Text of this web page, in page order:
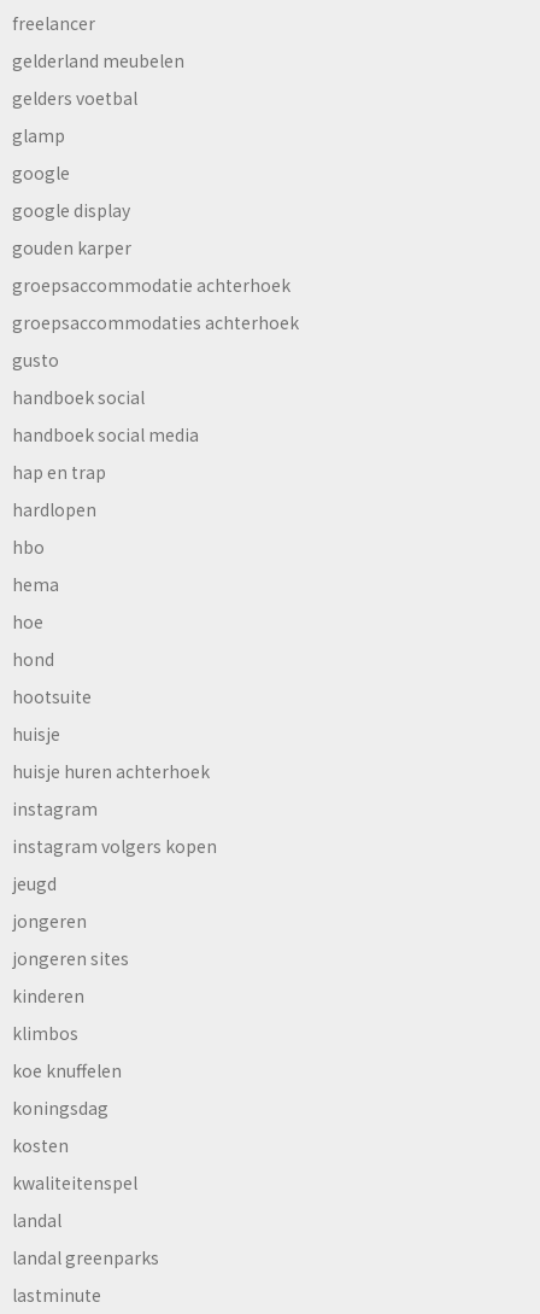
freelancer
gelderland meubelen
gelders voetbal
glamp
google
google display
gouden karper
groepsaccommodatie achterhoek
groepsaccommodaties achterhoek
gusto
handboek social
handboek social media
hap en trap
hardlopen
hbo
hema
hoe
hond
hootsuite
huisje
huisje huren achterhoek
instagram
instagram volgers kopen
jeugd
jongeren
jongeren sites
kinderen
klimbos
koe knuffelen
koningsdag
kosten
kwaliteitenspel
landal
landal greenparks
lastminute